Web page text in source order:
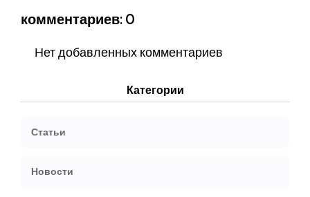
комментариев: 0
Нет добавленных комментариев
Категории
Статьи
Новости